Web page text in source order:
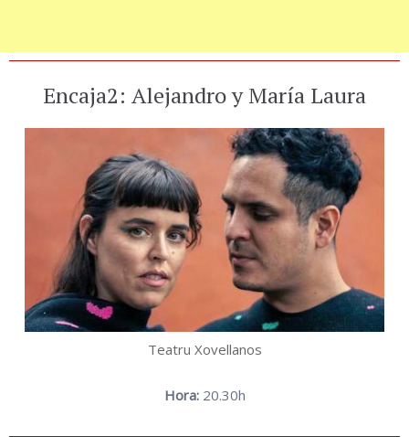
Encaja2: Alejandro y María Laura
Teatru Xovellanos
Hora:20.30h